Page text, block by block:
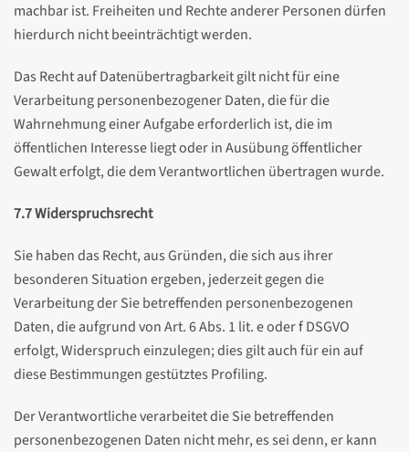
machbar ist. Freiheiten und Rechte anderer Personen dürfen
hierdurch nicht beeinträchtigt werden.
Das Recht auf Datenübertragbarkeit gilt nicht für eine
Verarbeitung personenbezogener Daten, die für die
Wahrnehmung einer Aufgabe erforderlich ist, die im
öffentlichen Interesse liegt oder in Ausübung öffentlicher
Gewalt erfolgt, die dem Verantwortlichen übertragen wurde.
7.7 Widerspruchsrecht
Sie haben das Recht, aus Gründen, die sich aus ihrer
besonderen Situation ergeben, jederzeit gegen die
Verarbeitung der Sie betreffenden personenbezogenen
Daten, die aufgrund von Art. 6 Abs. 1 lit. e oder f DSGVO
erfolgt, Widerspruch einzulegen; dies gilt auch für ein auf
diese Bestimmungen gestütztes Profiling.
Der Verantwortliche verarbeitet die Sie betreffenden
personenbezogenen Daten nicht mehr, es sei denn, er kann